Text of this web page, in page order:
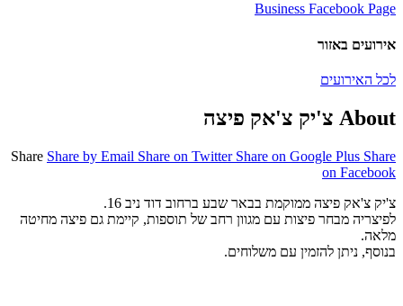
Business Facebook Page
אירועים באזור
לכל האירועים
About צ'יק צ'אק פיצה
Share Share by Email Share on Twitter Share on Google Plus Share
on Facebook
צ'יק צ'אק פיצה ממוקמת בבאר שבע ברחוב דוד ניב 16.
לפיצריה מבחר פיצות עם מגוון רחב של תוספות, קיימת גם פיצה מחיטה
מלאה.
בנוסף, ניתן להזמין עם משלוחים.